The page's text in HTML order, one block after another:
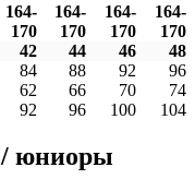
164-
170
164-
170
164-
170
164-
170
42 44 46
48
84 88 92
96
62 66 70
74
92 96 100 104
юниоры